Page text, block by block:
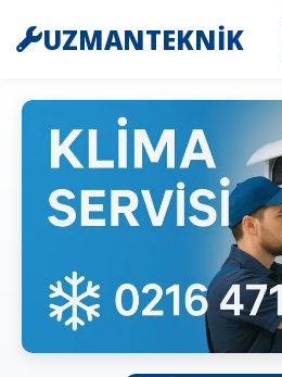
UZMANTEKNİK